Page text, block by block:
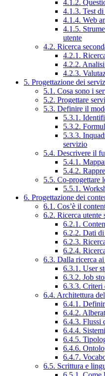
4.1.2.
4.1.3. Test
4.1.4. Web
4.1.5.
utente
4.2. Ricerca
4.2.1.
4.2.2.
4.2.3.
5. Progettazione dei
5.1. Cosa sono i
5.2. Progettare
5.3. Definire il
5.3.1.
5.3.2.
5.3.3.
servizio
5.4. Descrivere il
5.4.1.
5.4.2.
5.5. Co-progettare
5.5.1.
6. Progettazione dei
6.1. Cos’è il
6.2. Ricerca
6.2.1.
6.2.2. Dati
6.2.3.
6.2.4.
6.3. Dalla ricerca
6.3.1. User
6.3.2. Job
6.3.3. Criteri
6.4. Architettura
6.4.1.
6.4.2.
6.4.3. Flussi
6.4.4.
6.4.5.
6.4.6.
6.4.7.
6.5. Scrittura e